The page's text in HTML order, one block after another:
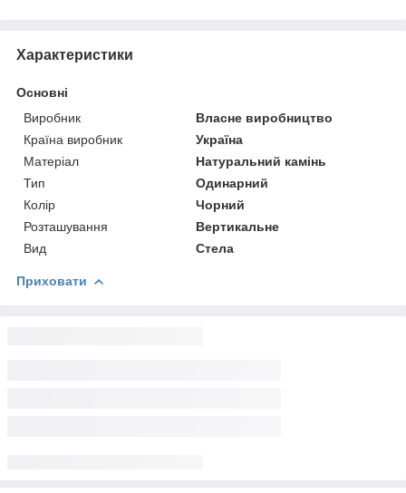
Характеристики
Основні
Виробник
Власне виробництво
Країна виробник
Україна
Матеріал
Натуральний камінь
Тип
Одинарний
Колір
Чорний
Розташування
Вертикальне
Вид
Стела
Приховати